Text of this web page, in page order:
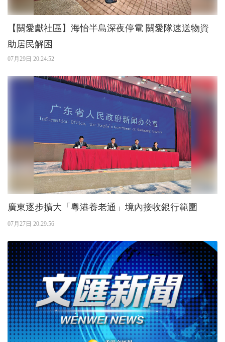
【關愛獻社區】海怡半島深夜停電 關愛隊速送物資
助居民解困
07月29日 20:24:52
廣東逐步擴大「粵港養老通」境內接收銀行範圍
07月27日 20:29:56